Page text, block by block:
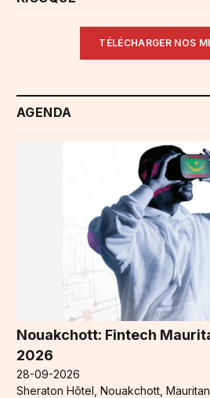
TÉLÉCHARGER NOS
AGENDA
Nouakchott: Fintech
2026
28-09-2026
Sheraton Hôtel, Nouakchott,